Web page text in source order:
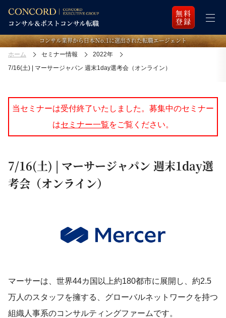
無料
登録
コンサル業界から日本Ｎo.1に選出された転職エージェント
ホーム セミナー情報
2022年
7/16(土) | マーサージャパン 週末1day選考会（オンライン）
当セミナーは受付終了いたしました。募集中のセミナー
はセミナー一覧をご覧ください。
7/16(土) | マーサージャパン 週末1day選
考会（オンライン）
マーサーは、世界44カ国以上約180都市に展開し、約2.5
万人のスタッフを擁する、グローバルネットワークを持つ
組織人事系のコンサルティングファームです。